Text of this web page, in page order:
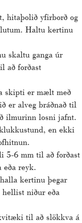
hitaþolið yfirborð og
Haltu kertinu
skaltu ganga úr
að forðast
skipti er mælt með
er alveg bráðnað til
ilmurinn losni jafnt.
en ekki
5-6 mm til að forðast
eða reyk.
kertinu þegar
niður eða
til að slökkva á